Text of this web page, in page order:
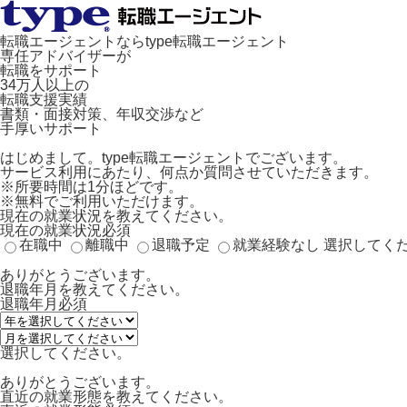
転職エージェントならtype転職エージェント
専任アドバイザーが
転職をサポート
34万人以上の
転職支援実績
書類・面接対策、年収交渉など
手厚いサポート
はじめまして。type転職エージェントでございます。
サービス利用にあたり、何点か質問させていただきます。
※所要時間は1分ほどです。
※無料でご利用いただけます。
現在の就業状況を教えてください。
現在の就業状況必須
在職中
離職中 退職予定 就業経験なし 選択してく
ありがとうございます。
退職年月を教えてください。
退職年月 必須
選択してください。
ありがとうございます。
直近の就業形態を教えてください。